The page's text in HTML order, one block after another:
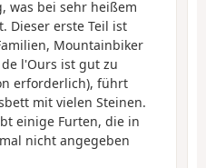
was bei sehr heißem
Dieser erste Teil ist
Mountainbiker
l'Ours ist gut zu
erforderlich), führt
mit vielen Steinen.
einige Furten, die in
nicht angegeben